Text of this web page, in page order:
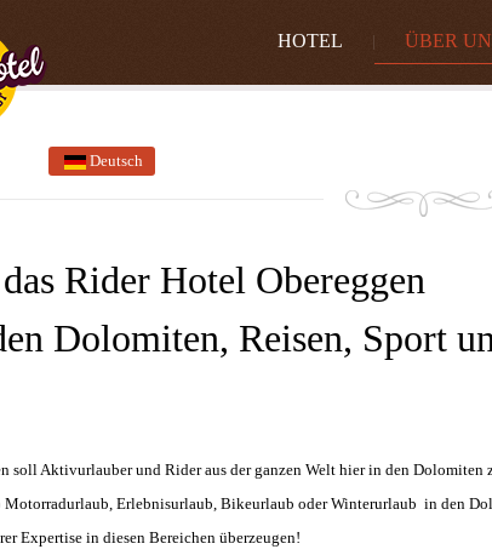
HOTEL ÜBER
Deutsch
Rider Hotel Obereggen
Dolomiten, Reisen, Sport
soll Aktivurlauber und Rider aus der ganzen Welt hier in den
Motorradurlaub, Erlebnisurlaub, Bikeurlaub oder Winterurlaub in den
Expertise in diesen Bereichen überzeugen!